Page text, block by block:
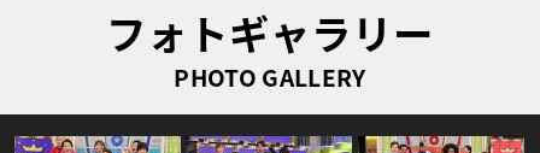
フォトギャラリー
PHOTO GALLERY